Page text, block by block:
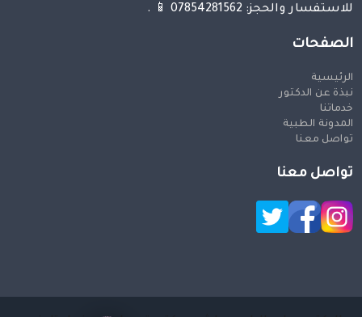
للاستفسار والحجز: 07854281562 📱 .
الصفحات
الرئيسية
نبذة عن الدكتور
خدماتنا
المدونة الطبية
تواصل معنا
تواصل معنا